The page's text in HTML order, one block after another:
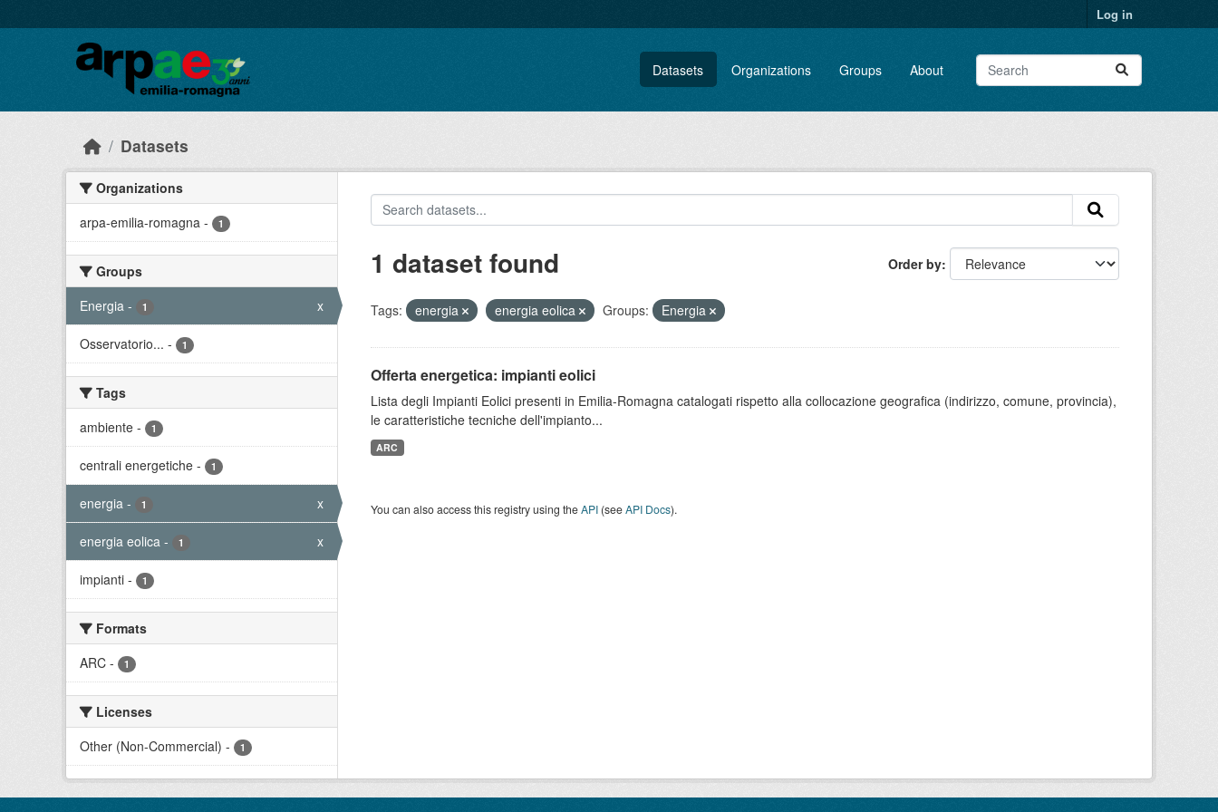
Log in
Datasets Organizations Groups About
Datasets
Organizations
arpa-emilia-romagna - 1
Groups
Energia - 1 x
Osservatorio... - 1
Tags
ambiente - 1
centrali energetiche - 1
energia - 1 x
energia eolica - 1 x
impianti - 1
Formats
ARC - 1
Licenses
Other (Non-Commercial) - 1
Order by
1 dataset found
Tags: energia energia eolica Groups: Energia
Offerta energetica: impianti eolici
Lista degli Impianti Eolici presenti in Emilia-Romagna catalogati rispetto alla collocazione geografica (indirizzo, comune, provincia),
le caratteristiche tecniche dell'impianto...
ARC
You can also access this registry using theAPI(seeAPI Docs).